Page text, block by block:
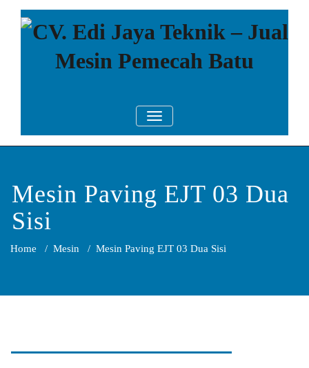
CV. Edi Jaya
Teknik – Jual
Pemecah Batu
TOGGLE NAVIGATION
Mesin Paving EJT 03 Dua
Sisi
Home / Mesin / Mesin Paving EJT 03 Dua Sisi